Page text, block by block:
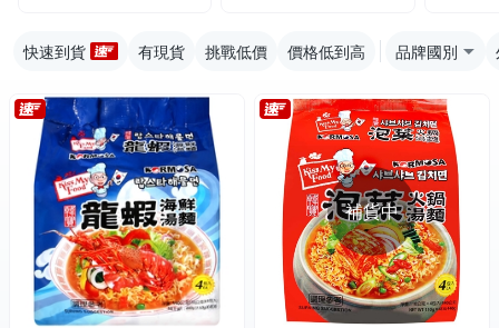
快速到貨 有現貨 挑戰低價 價格低到高 品牌國別
補貨中